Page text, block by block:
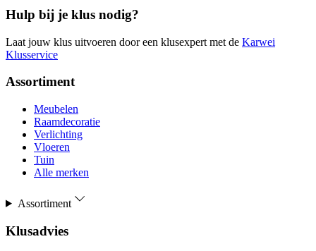
Hulp bij je klus nodig?
Laat jouw klus uitvoeren door een klusexpert met de Karwei
Klusservice
Assortiment
Meubelen
Raamdecoratie
Verlichting
Vloeren
Tuin
Alle merken
Assortiment
Klusadvies